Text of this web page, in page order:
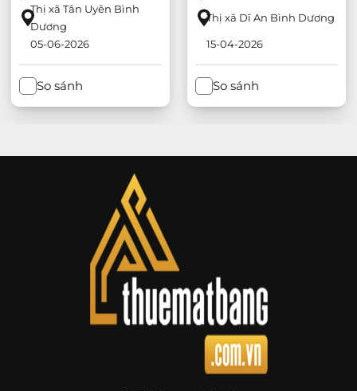
Thị xã Tân Uyên Bình
Dương
05-06-2026
So sánh
Thị xã Dĩ An Bình Dương
15-04-2026
So sánh